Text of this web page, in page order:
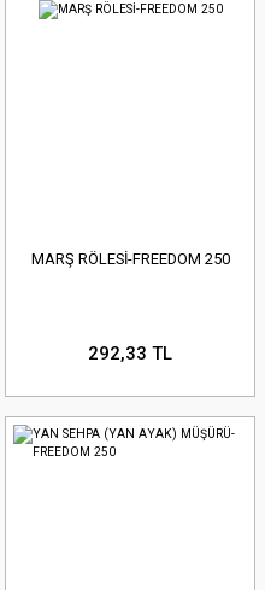
MARŞ RÖLESİ-FREEDOM 250
292,33 TL